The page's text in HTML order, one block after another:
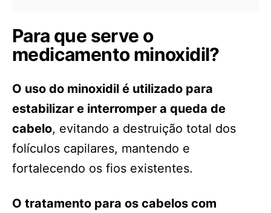
Para que serve o
medicamento minoxidil?
O uso do minoxidil é utilizado para
estabilizar e interromper a queda de
cabelo, evitando a destruição total dos
folículos capilares, mantendo e
fortalecendo os fios existentes.
O tratamento para os cabelos com